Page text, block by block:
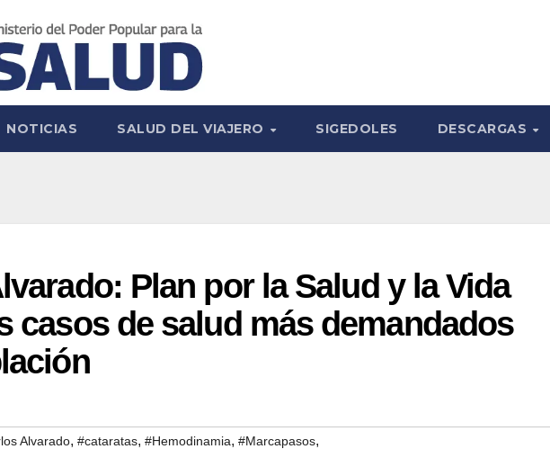
NOTICIAS SALUD DEL VIAJERO SIGEDOLES DESCARGAS
Plan por la Salud y la Vida
casos de salud más demandados
Alvarado, #cataratas, #Hemodinamia, #Marcapasos,